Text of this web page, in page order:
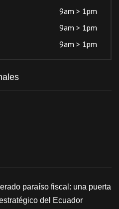
9am > 1pm
9am > 1pm
9am > 1pm
paraíso fiscal: una puerta
del Ecuador